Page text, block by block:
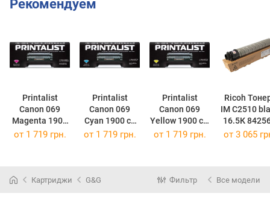
Рекомендуем
Printalist
Canon 069
Magenta 1900
ст. Canon-
Printalist
Canon 069
Cyan 1900 ст
Canon-069C-
Printalist
Canon 069
Yellow 1900 ст.
Canon-069Y-PL
Ricoh
IM C2510
(842565)
от 1 719 грн. от 1 719 грн. от 1 719 грн. от 3 065
Картриджи G&G Фильтр Все модели